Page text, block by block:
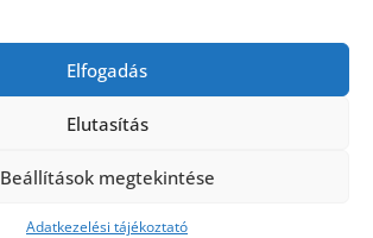
Elfogadás
Elutasítás
Beállítások megtekintése
Adatkezelési tájékoztató
WordPress Theme